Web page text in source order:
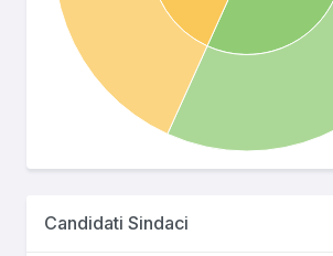
Candidati Sindaci